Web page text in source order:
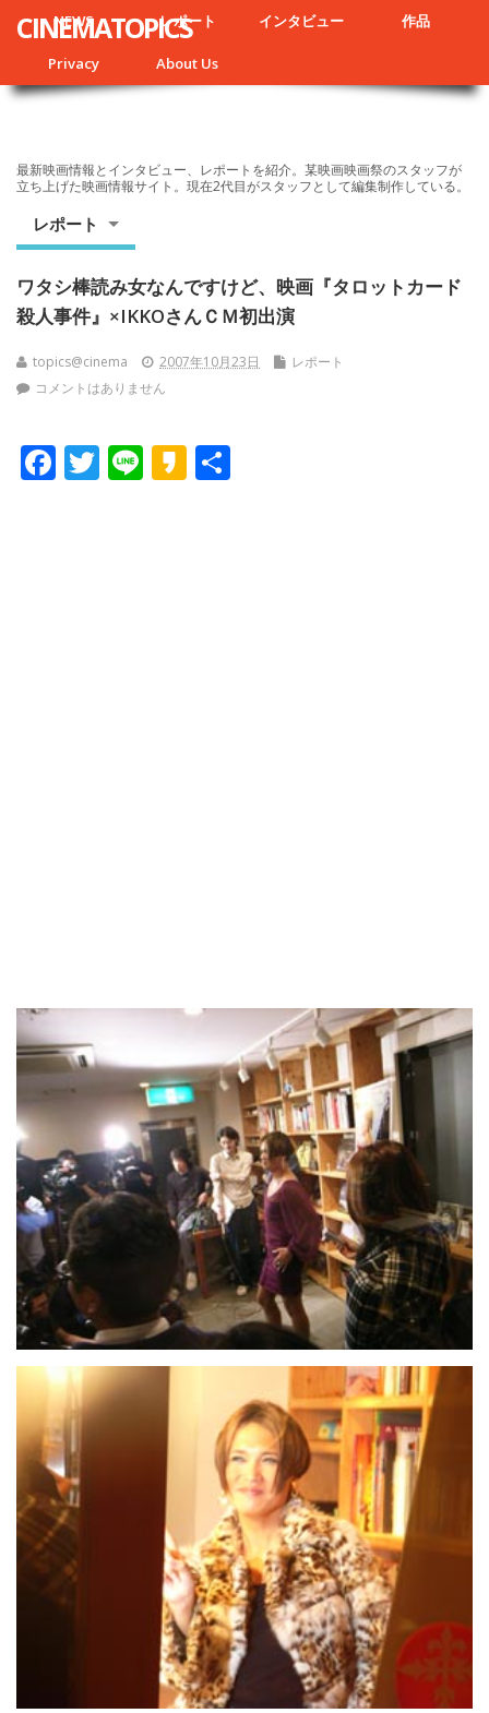
NEWS レポート インタビュー 作品
Privacy About Us
CINEMATOPICS
最新映画情報とインタビュー、レポートを紹介。某映画映画祭のスタッフが
立ち上げた映画情報サイト。現在2代目がスタッフとして編集制作している。
レポート
ワタシ棒読み女なんですけど、映画『タロットカード
殺人事件』×IKKOさんＣＭ初出演
topics@cinema 2007年10月23日
レポート
コメントはありません
F T Li K